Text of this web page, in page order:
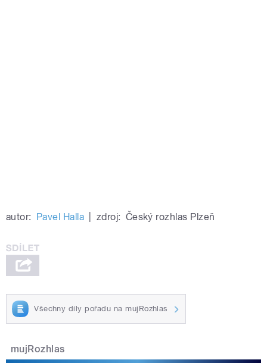
autor: Pavel Halla zdroj: Český rozhlas Plzeň
Všechny díly pořadu na mujRozhlas
mujRozhlas